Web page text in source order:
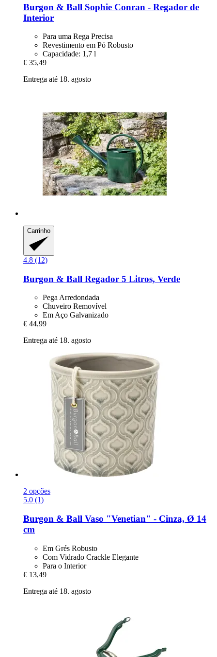
Burgon & Ball Sophie Conran -​ Regador de
Interior
Para uma Rega Precisa
Revestimento em Pó Robusto
Capacidade: 1,7 l
€ 35,49
Entrega até 18. agosto
Carrinho
4.8 (12)
Burgon & Ball Regador 5 Litros, Verde
Pega Arredondada
Chuveiro Removível
Em Aço Galvanizado
€ 44,99
Entrega até 18. agosto
2 opções
5.0 (1)
Burgon & Ball Vaso "Venetian" -​ Cinza, Ø 14
cm
Em Grés Robusto
Com Vidrado Crackle Elegante
Para o Interior
€ 13,49
Entrega até 18. agosto